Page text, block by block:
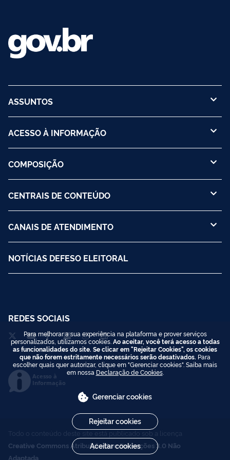
ASSUNTOS
ACESSO À INFORMAÇÃO
CANAIS DE ATENDIMENTO
REDES SOCIAIS
Todo o conteúdo deste site está publicado sob a licença
Para melhorar a sua experiência na plataforma e prover serviços
personalizados, utilizamos cookies. Ao aceitar, você terá acesso a todas
as funcionalidades do site. Se clicar em "Rejeitar Cookies", os cookies
que não forem estritamente necessários serão desativados. Para
escolher quais quer autorizar, clique em "Gerenciar cookies". Saiba mais
em nossa Declaração de Cookies.
Gerenciar cookies
Rejeitar cookies
Aceitar cookies